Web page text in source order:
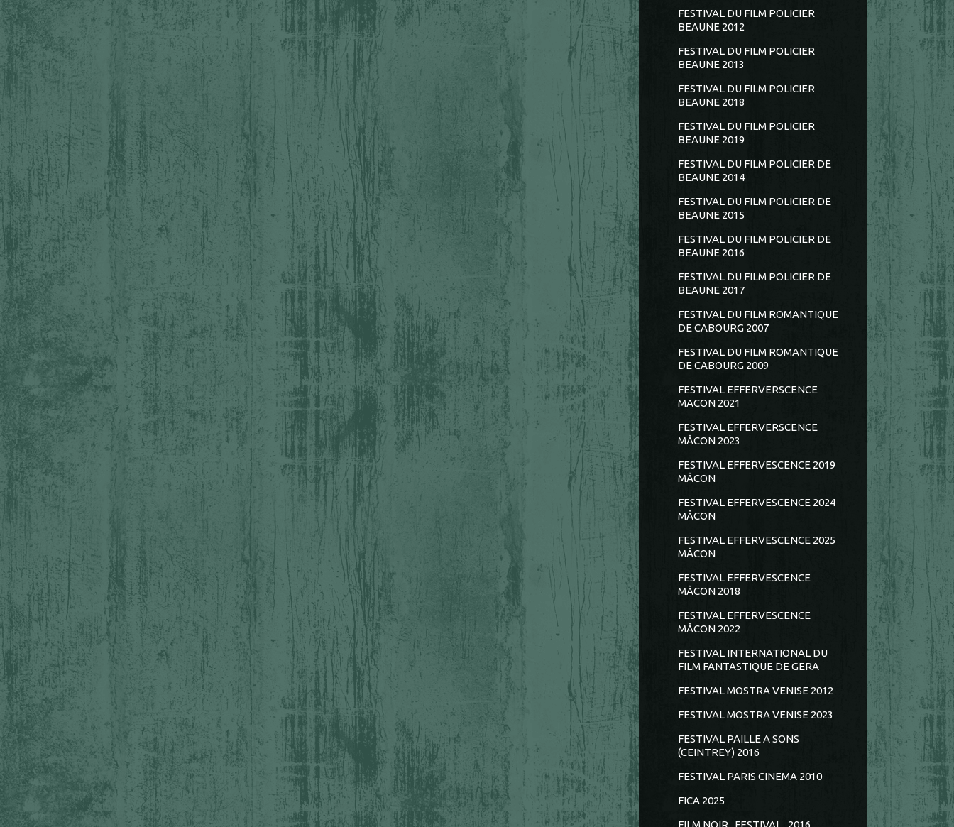
FESTIVAL DU FILM POLICIER
BEAUNE 2012
FESTIVAL DU FILM POLICIER
BEAUNE 2013
FESTIVAL DU FILM POLICIER
BEAUNE 2018
FESTIVAL DU FILM POLICIER
BEAUNE 2019
FESTIVAL DU FILM POLICIER DE
BEAUNE 2014
FESTIVAL DU FILM POLICIER DE
BEAUNE 2015
FESTIVAL DU FILM POLICIER DE
BEAUNE 2016
FESTIVAL DU FILM POLICIER DE
BEAUNE 2017
FESTIVAL DU FILM ROMANTIQUE
DE CABOURG 2007
FESTIVAL DU FILM ROMANTIQUE
DE CABOURG 2009
FESTIVAL EFFERVERSCENCE
MACON 2021
FESTIVAL EFFERVERSCENCE
MÂCON 2023
FESTIVAL EFFERVESCENCE 2019
MÂCON
FESTIVAL EFFERVESCENCE 2024
MÂCON
FESTIVAL EFFERVESCENCE 2025
MÂCON
FESTIVAL EFFERVESCENCE
MÂCON 2018
FESTIVAL EFFERVESCENCE
MÂCON 2022
FESTIVAL INTERNATIONAL DU
FILM FANTASTIQUE DE GERA
FESTIVAL MOSTRA VENISE 2012
FESTIVAL MOSTRA VENISE 2023
FESTIVAL PAILLE A SONS
(CEINTREY) 2016
FESTIVAL PARIS CINEMA 2010
FICA 2025